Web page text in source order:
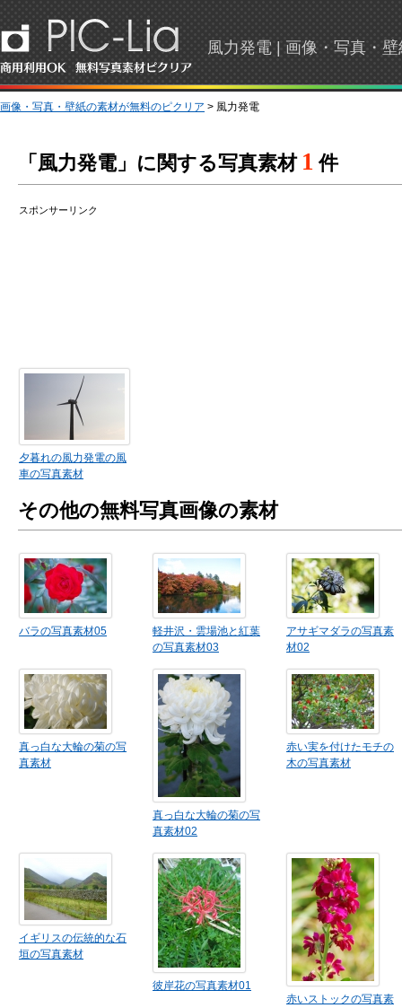
風力発電 | 画像・写真・
画像・写真・壁紙の素材が無料のピクリア > 風力発電
「風力発電」に関する写真素材 1 件
スポンサーリンク
夕暮れの風力発電の風
車の写真素材
その他の無料写真画像の素材
バラの写真素材05
軽井沢・雲場池と紅葉
の写真素材03
アサギマダラの写真素
材02
真っ白な大輪の菊の写
真素材
真っ白な大輪の菊の写
真素材02
赤い実を付けたモチの
木の写真素材
イギリスの伝統的な石
垣の写真素材
彼岸花の写真素材01
赤いストックの写真素